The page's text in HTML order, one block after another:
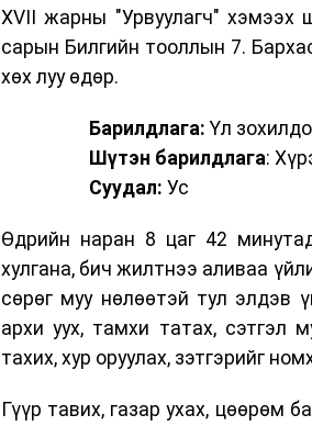
XVII жарны "Урвуулагч" хэмээх
сарын Билгийн тооллын 7.
хөх луу өдөр.
Барилдлага:Үл
Шүтэн барилдлага:
Суудал: Ус
Өдрийн наран 8 цаг 42
хулгана, бич жилтнээ аливаа
сөрөг муу нөлөөтэй тул элдэв
архи уух, тамхи татах, сэтгэл
тахих, хур оруулах, зэтгэрийг
Гүүр тавих, газар ухах, цөөрөм